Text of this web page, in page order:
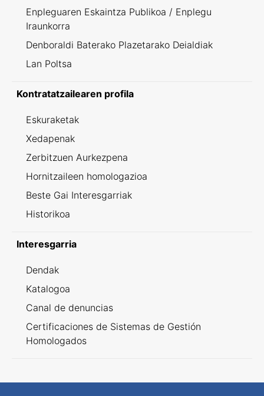
Enpleguaren Eskaintza Publikoa / Enplegu
Iraunkorra
Denboraldi Baterako Plazetarako Deialdiak
Lan Poltsa
Kontratatzailearen profila
Eskuraketak
Xedapenak
Zerbitzuen Aurkezpena
Hornitzaileen homologazioa
Beste Gai Interesgarriak
Historikoa
Interesgarria
Dendak
Katalogoa
Canal de denuncias
Certificaciones de Sistemas de Gestión
Homologados